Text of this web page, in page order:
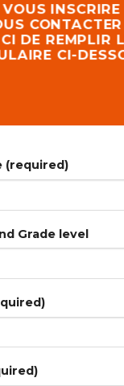
INSCRIRE
CONTACTER
DE REMPLIR
CI-
(required)
Grade level